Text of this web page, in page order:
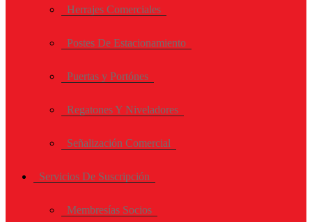
Herrajes Comerciales
Postes De Estacionamiento
Puertas y Portónes
Regatones Y Niveladores
Señalización Comercial
Servicios De Suscripción
Membresías Socios